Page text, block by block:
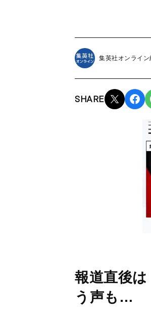
集英社オンライ
SHARE
報道直後
う声も…